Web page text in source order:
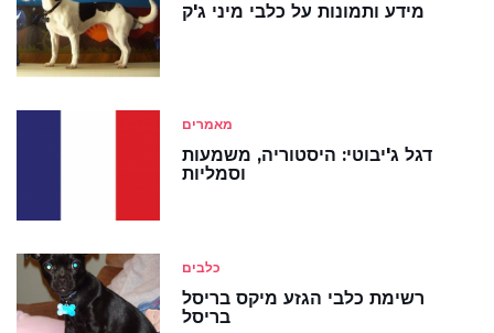
מידע ותמונות על כלבי מיני ג'ק
מאמרים
דגל ג'יבוטי: היסטוריה, משמעות
וסמליות
כלבים
רשימת כלבי הגזע מיקס בריסל
בריסל